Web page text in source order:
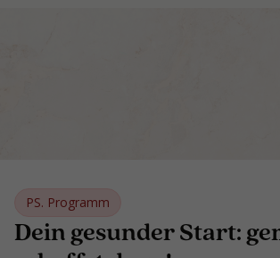
PS. Programm
Dein gesunder Start: